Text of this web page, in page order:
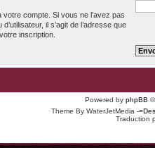
compte. Si vous ne l’avez pas
il s’agit de l’adresse que
inscription.
Powered by phpBB
Theme By WaterJetMedia -
Traduction